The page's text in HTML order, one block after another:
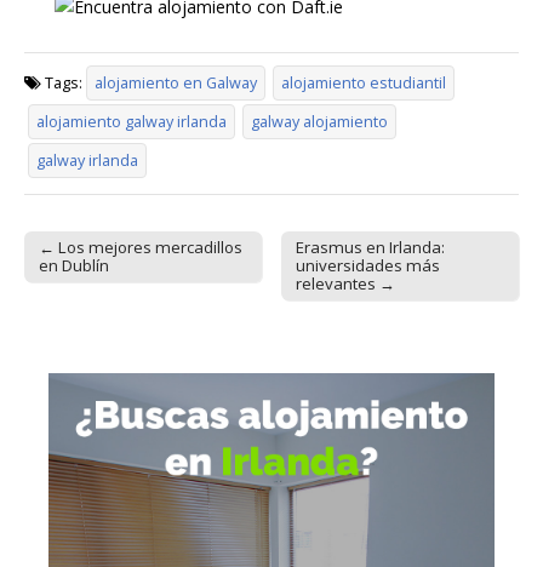
Tags: alojamiento en Galway
alojamiento estudiantil
alojamiento galway irlanda
galway alojamiento
galway irlanda
Post navigation
← Los mejores mercadillos
en Dublín
Erasmus en Irlanda:
universidades más
relevantes →